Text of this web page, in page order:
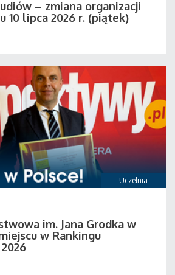
– zmiana organizacji
10 lipca 2026 r. (piątek)
Uczelnia
im. Jana Grodka w
w Rankingu